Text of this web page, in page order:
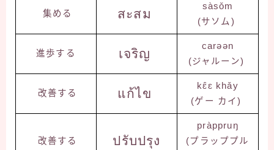
集める สะสม
sàsǒm
(サソム)
進歩する เจริญ
carəən
(ジャルーン)
改善する แก้ไข
kɛ̂ɛ khǎy
(ゲー カイ)
改善する ปรับปรุง
pràppruŋ
(プラッププル